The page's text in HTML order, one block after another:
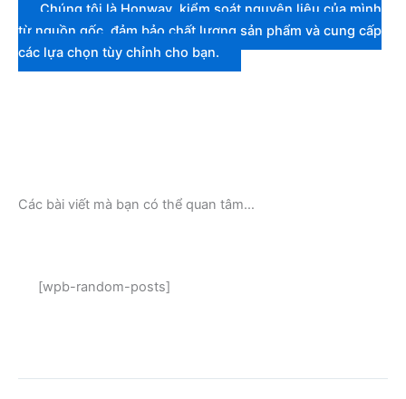
Chúng tôi là Honway, kiểm soát nguyên liệu của mình
từ nguồn gốc, đảm bảo chất lượng sản phẩm và cung cấp
các lựa chọn tùy chỉnh cho bạn.
Các bài viết mà bạn có thể quan tâm…
[wpb-random-posts]